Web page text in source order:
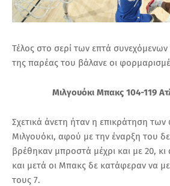
Τέλος στο σερί των επτά συνεχόμενων
της παρέας του βάλανε οι
Μιλγουόκι Μπακς 104-119
Σχετικά άνετη ήταν η επικράτηση
Μιλγουόκι, αφού με την έναρξη του
βρέθηκαν μπροστά μέχρι και με 20, κι
και μετά οι Μπακς δε κατάφεραν να
τους 7.